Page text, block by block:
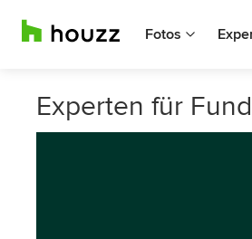
Fotos
Experten für